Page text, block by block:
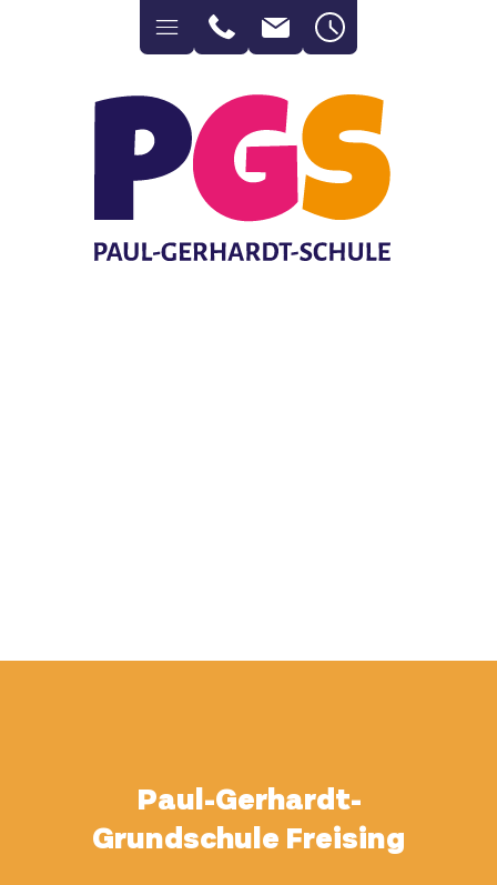
Paul-Gerhardt-
Grundschule Freising